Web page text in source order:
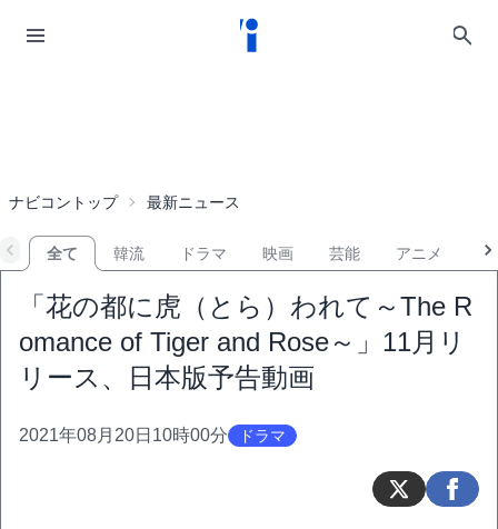
ナビコントップ 最新ニュース
全て 韓流 ドラマ 映画 芸能 アニメ
「花の都に虎（とら）われて～The R
omance of Tiger and Rose～」11月リ
リース、日本版予告動画
2021年08月20日10時00分 ドラマ